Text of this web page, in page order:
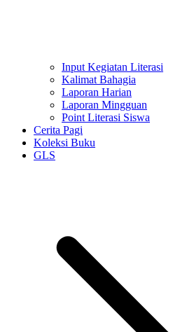
Input Kegiatan Literasi
Kalimat Bahagia
Laporan Harian
Laporan Mingguan
Point Literasi Siswa
Cerita Pagi
Koleksi Buku
GLS